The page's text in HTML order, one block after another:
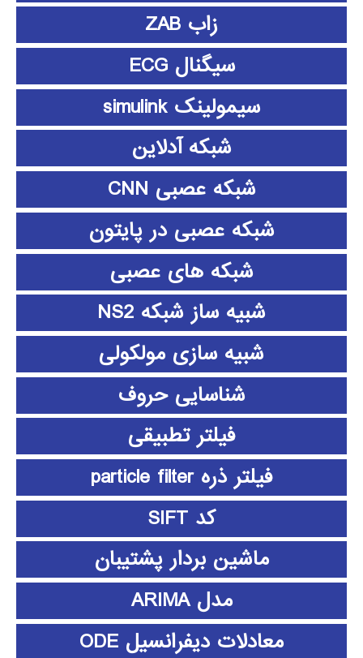
زاب ZAB
سیگنال ECG
سیمولینک simulink
شبکه آدلاین
شبکه عصبی CNN
شبکه عصبی در پایتون
شبکه های عصبی
شبیه ساز شبکه NS2
شبیه سازی مولکولی
شناسایی حروف
فیلتر تطبیقی
فیلتر ذره particle filter
کد SIFT
ماشین بردار پشتیبان
مدل ARIMA
معادلات دیفرانسیل ODE